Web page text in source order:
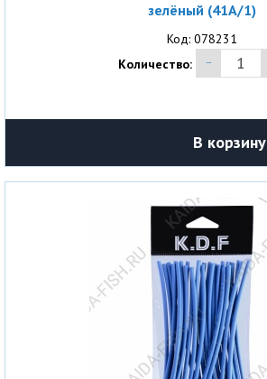
зелёный (41A/1)
Код: 078231
Количество:
В корзину